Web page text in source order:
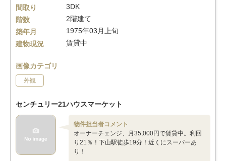
間取り
3DK
階数
2階建て
築年月
1975年03月上旬
建物現況
賃貸中
画像カテゴリ
外観
センチュリー21ハウスマーケット
物件担当者コメント
オーナーチェンジ、月35,000円で賃貸中。利回
り21％！下山駅徒歩19分！近くにスーパーあ
り！